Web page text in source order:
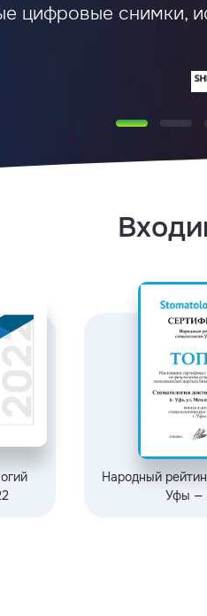
цифровые снимки,
Народный
Уфы —